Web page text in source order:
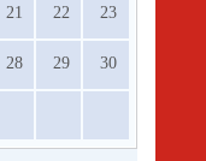
21 22 23
28 29 30